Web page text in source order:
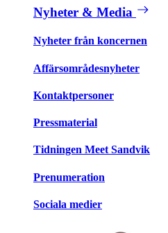
Nyheter & Media
Nyheter från koncernen
Affärsområdesnyheter
Kontaktpersoner
Pressmaterial
Tidningen Meet Sandvik
Prenumeration
Sociala medier